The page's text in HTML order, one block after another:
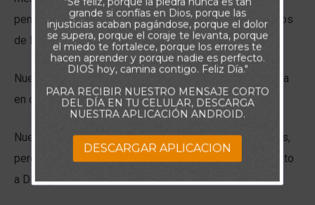
pensamientos no son necesariamente los pensamientos
de Dios.
Nuestra voluntad dicta lo que queremos, incluso si entra
en conflicto con lo que Él quiere para nosotros.
Nuestras emociones determinan nuestros sentimientos,
pero en Cristo, nuestro corazón solo debería estar sujeto
a Dios y Su Palabra.
grande si confías en Dios, porque las
injusticias acaban pagándose, porque el dolor
se supera, porque el coraje te levanta, porque
el miedo te fortalece, porque los errores te
hacen aprender y porque nadie es perfecto.
DIOS hoy, camina contigo. Feliz Día."
PARA RECIBIR NUESTRO MENSAJE CORTO
DEL DÍA EN TU CELULAR, DESCARGA
NUESTRA APLICACIÓN ANDROID.
DESCARGAR APLICACION